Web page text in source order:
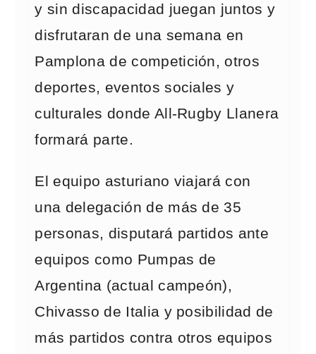
y sin discapacidad juegan juntos y
disfrutaran de una semana en
Pamplona de competición, otros
deportes, eventos sociales y
culturales donde All-Rugby Llanera
formará parte.
El equipo asturiano viajará con
una delegación de más de 35
personas, disputará partidos ante
equipos como Pumpas de
Argentina (actual campeón),
Chivasso de Italia y posibilidad de
más partidos contra otros equipos